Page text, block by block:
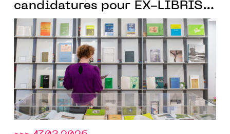
candidatures pour EX-LIBRIS,
sa nouvelle résidence
artistique au cœur de la
bibliothèque Gulbenkian